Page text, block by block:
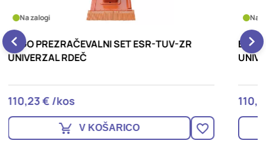
Na zalogi
ERGO PREZRAEČVALNI SET ESR-TUV-AZ
UNIVERZAL ČRN
110,23 € /kos
V KOŠARICO